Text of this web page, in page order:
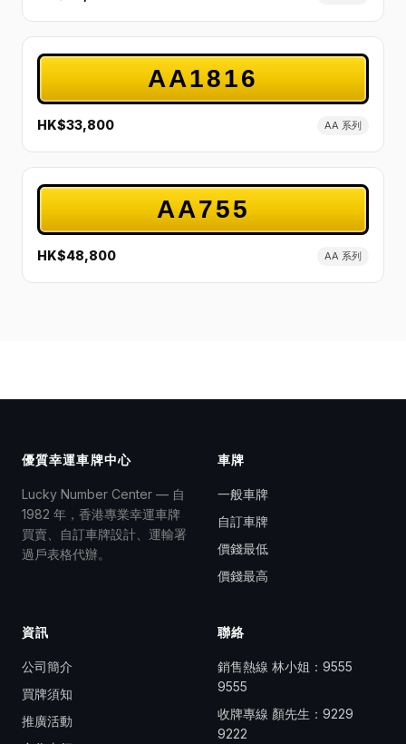
AA1816
HK$33,800 AA 系列
AA755
HK$48,800 AA 系列
優質幸運車牌中心
Lucky Number Center — 自
1982 年，香港專業幸運車牌
買賣、自訂車牌設計、運輸署
過戶表格代辦。
車牌
一般車牌
自訂車牌
價錢最低
價錢最高
資訊
公司簡介
買牌須知
推廣活動
聯絡
銷售熱線 林小姐： 9555
9555
收牌專線 顏先生： 9229
9222